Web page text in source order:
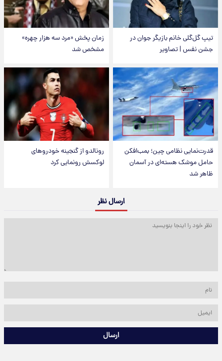
تیپ گل‌گلی خانم بازیگر جوان در
جشن نفس | تصاویر
زمان پخش «مرد سه هزار چهره»
مشخص شد
قدرت‌نمایی نظامی چین؛ بمب‌افکن
حامل موشک هسته‌ای در آسمان
ظاهر شد
رونالدو از گنجینه خودروهای
لوکسش رونمایی کرد
ارسال نظر
ارسال